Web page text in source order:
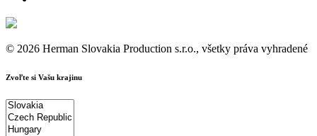
© 2026 Herman Slovakia Production s.r.o., všetky práva vyhradené
Zvoľte si Vašu krajinu